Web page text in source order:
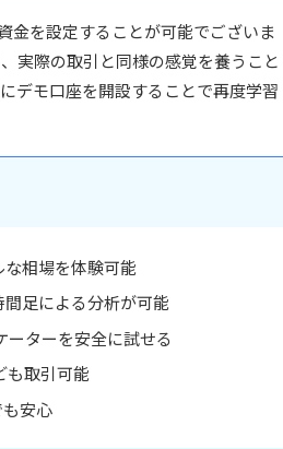
金を設定することが可能でございま
実際の取引と同様の感覚を養うこと
デモ口座を開設することで再度学習
な相場を体験可能
間足による分析が可能
ーターを安全に試せる
も取引可能
安心